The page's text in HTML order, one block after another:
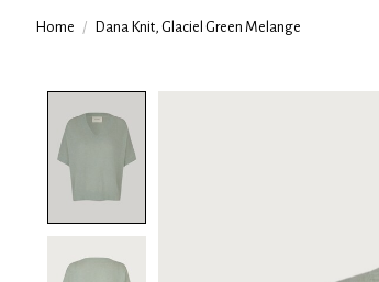
Home / Dana Knit, Glaciel Green Melange